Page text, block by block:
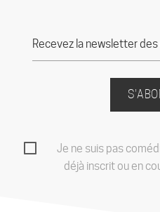
Je ne suis pas
déjà inscrit ou en